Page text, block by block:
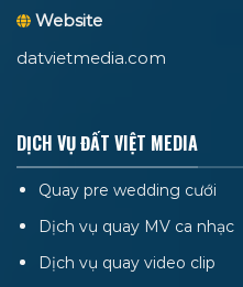
Website
datvietmedia.com
DỊCH VỤ ĐẤT VIỆT MEDIA
Quay pre wedding cưới
Dịch vụ quay MV ca nhạc
Dịch vụ quay video clip